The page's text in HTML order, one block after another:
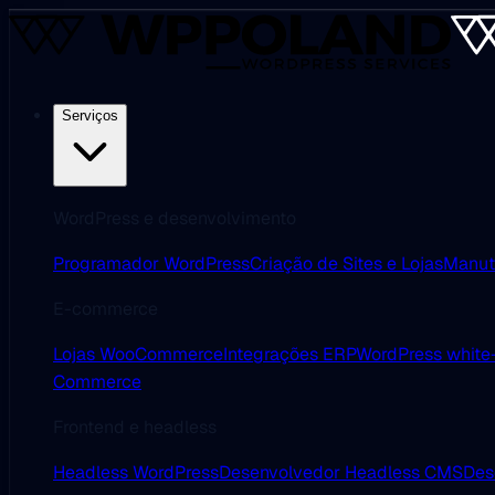
Serviços
Programador WordPressCriação de Sites e Lojas
Lojas WooCommerceIntegrações ERPWordPress
Commerce
Headless WordPressDesenvolvedor Headless CMS